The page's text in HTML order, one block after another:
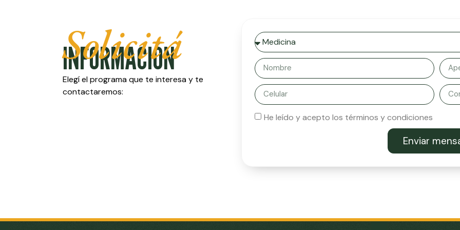
Solicitá
INFORMACIÓN
Elegí el programa que te interesa y te
contactaremos:
He leído y acepto los términos y condiciones
Enviar